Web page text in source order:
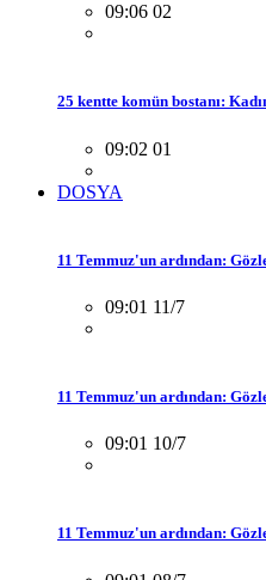
09:06 02
25 kentte komün bostanı:
09:02 01
DOSYA
11 Temmuz'un ardından:
09:01 11/7
11 Temmuz'un ardından:
09:01 10/7
11 Temmuz'un ardından: